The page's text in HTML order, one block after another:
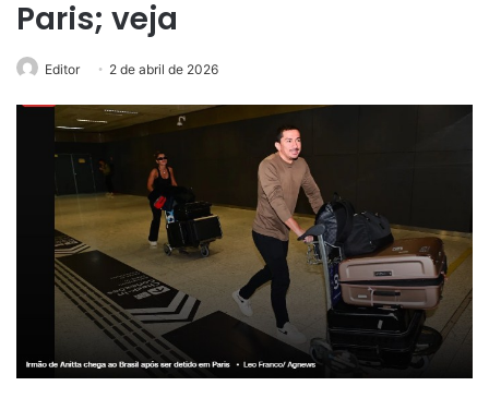
Paris; veja
Editor 2 de abril de 2026